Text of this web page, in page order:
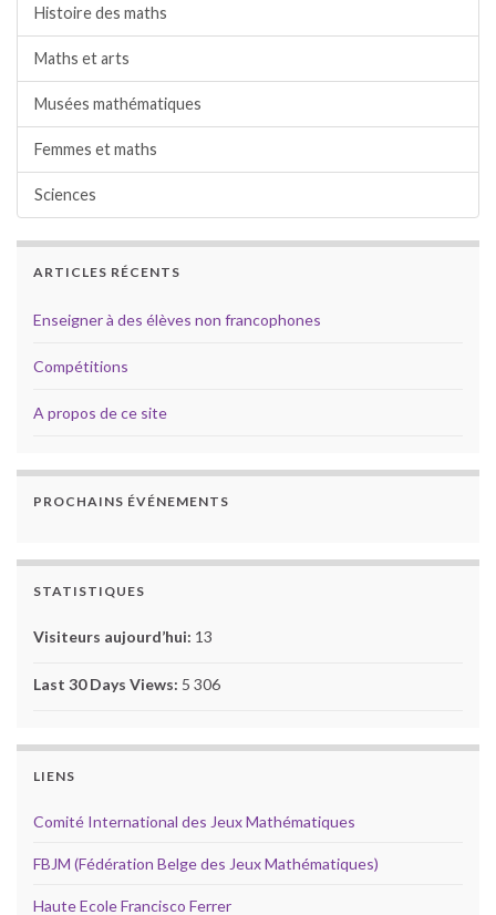
Histoire des maths
Maths et arts
Musées mathématiques
Femmes et maths
Sciences
ARTICLES RÉCENTS
Enseigner à des élèves non francophones
Compétitions
A propos de ce site
PROCHAINS ÉVÉNEMENTS
STATISTIQUES
Visiteurs aujourd’hui: 13
Last 30 Days Views: 5 306
LIENS
Comité International des Jeux Mathématiques
FBJM (Fédération Belge des Jeux Mathématiques)
Haute Ecole Francisco Ferrer